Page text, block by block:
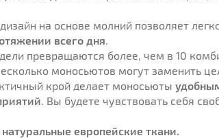
на основе молний позволяет
всего дня.
превращаются более, чем в 10
моносьютов могут заменить
крой делает моносьюты
. Вы будете чувствовать себя
натуральные европейские ткани.